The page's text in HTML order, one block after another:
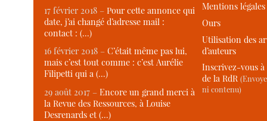
17 février 2018 –Pour cette annonce qui
date, j’ai changé d’adresse mail :
contact : (…)
16 février 2018 –C’était même pas lui,
mais c’est tout comme : c’est Aurélie
Filipetti qui a (…)
29 août 2017 –Encore un grand merci à
la Revue des Ressources, à Louise
Desrenards et (…)
Mentions légales
Ours
Utilisation des
d’auteurs
Inscrivez-vous
de la RdR
ni contenu)